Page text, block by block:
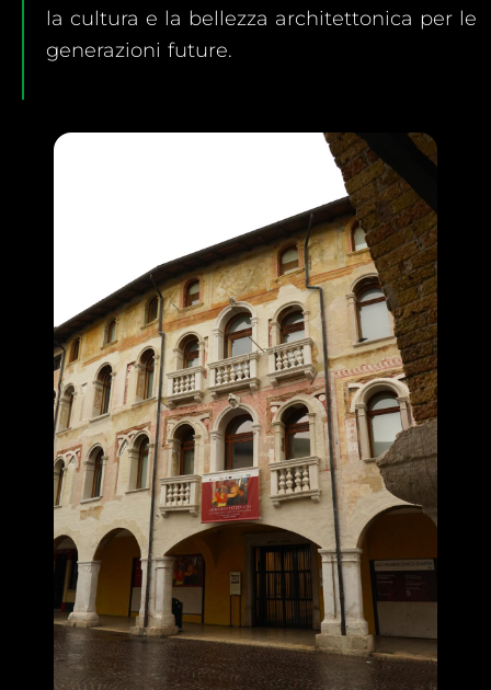
la cultura e la bellezza architettonica per le
generazioni future.